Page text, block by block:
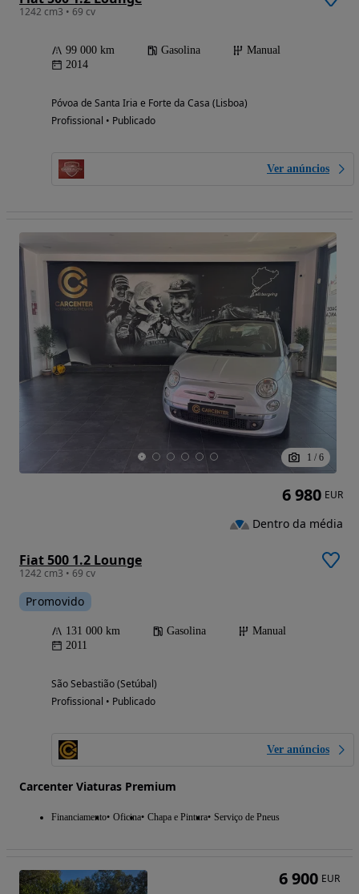
1242 cm3 • 69 cv
99 000 km Gasolina
Manual
2014
Póvoa de Santa Iria e Forte da Casa (Lisboa)
Profissional • Publicado
Ver anúncios
1 / 6
Fiat 500 1.2 Lounge
1242 cm3 • 69 cv
Promovido
131 000 km Gasolina
Manual
2011
São Sebastião (Setúbal)
Profissional • Publicado
Ver anúncios
Carcenter Viaturas Premium
Financiamento Oficina Chapa e Pintura Serviço de Pneus
6 980 EUR
Dentro da média
6 900 EUR